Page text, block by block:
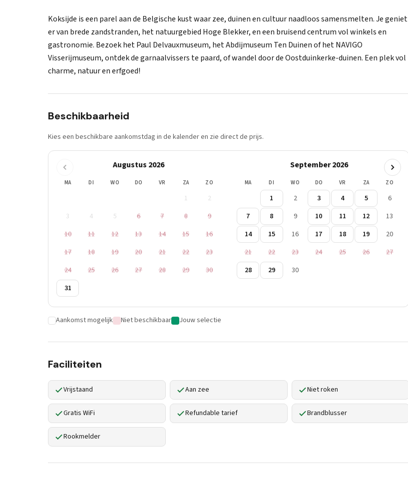
Koksijde is een parel aan de Belgische kust waar zee, duinen en cultuur naadloos samensmelten. Je geniet
er van brede zandstranden, het natuurgebied Hoge Blekker, en een bruisend centrum vol winkels en
gastronomie. Bezoek het Paul Delvauxmuseum, het Abdijmuseum Ten Duinen of het NAVIGO
Visserijmuseum, ontdek de garnaalvissers te paard, of wandel door de Oostduinkerke-duinen. Een plek vol
charme, natuur en erfgoed!
Beschikbaarheid
Kies een beschikbare aankomstdag in de kalender en zie direct de prijs.
Augustus 2026
MA DI WO DO VR ZA ZO
1
2
3
4 5 6 7 8
9
10
11 12 13 14 15
16
17
18 19 20 21 22
23
24
25 26 27 28 29
30
31
September 2026
MA DI WO DO VR ZA ZO
1 2 3 4 5
6
7
8 9 10 11 12
13
14
15 16 17 18 19
20
21
22 23 24 25 26
27
28
29 30
Aankomst mogelijk Niet beschikbaar Jouw selectie
Faciliteiten
Vrijstaand Aan zee Niet roken
Gratis WiFi Refundable tarief Brandblusser
Rookmelder